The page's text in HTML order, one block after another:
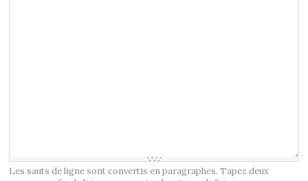
Les sauts de ligne sont convertis en paragraphes. Tapez deux